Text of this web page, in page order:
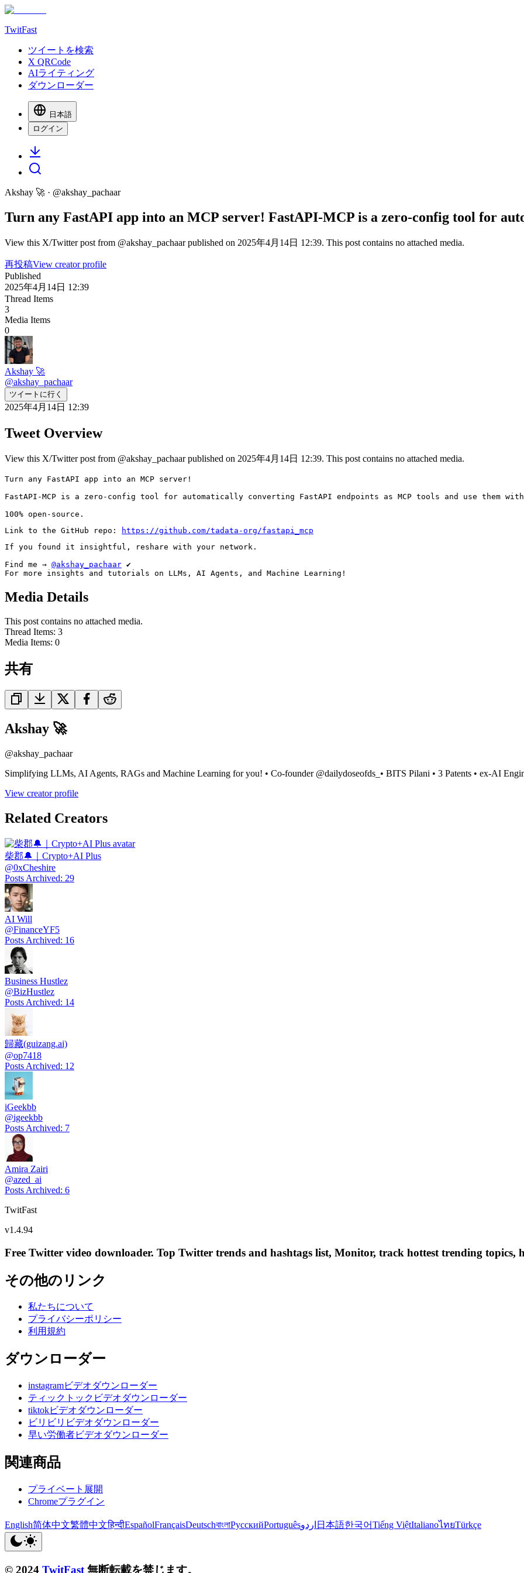
TwitFast
ツイートを検索
X QRCode
AIライティング
ダウンローダー
日本語
ログイン
Akshay 🚀 · @akshay_pachaar
Turn any FastAPI app into an MCP server! FastAPI-MCP is a zero-config tool for
View this X/Twitter post from @akshay_pachaar published on 2025年4月14日 12:39. This post contains no attached media.
再投稿View creator profile
Published
2025年4月14日 12:39
Thread Items
3
Media Items
0
Akshay 🚀
@akshay_pachaar
ツイートに行く
2025年4月14日 12:39
Tweet Overview
View this X/Twitter post from @akshay_pachaar published on 2025年4月14日 12:39. This post contains no attached media.
Turn any FastAPI app into an MCP server!
FastAPI-MCP is a zero-config tool for automatically converting FastAPI endpoints as MCP tools and use them
100% open-source.
Link to the GitHub repo:
https://github.com/tadata-org/fastapi_mcp
If you found it insightful, reshare with your network.
Find me → @akshay_pachaar ✔️
For more insights and tutorials on LLMs, AI Agents, and Machine Learning!
Media Details
This post contains no attached media.
Thread Items: 3
Media Items: 0
共有
Akshay 🚀
@akshay_pachaar
Simplifying LLMs, AI Agents, RAGs and Machine Learning for you! • Co-founder @dailydoseofds_• BITS Pilani • 3 Patents • ex-AI
View creator profile
Related Creators
柴郡🔔｜Crypto+AI Plus
@0xCheshire
Posts Archived: 29
AI Will
@FinanceYF5
Posts Archived: 16
Business Hustlez
@BizHustlez
Posts Archived: 14
歸藏(guizang.ai)
@op7418
Posts Archived: 12
iGeekbb
@igeekbb
Posts Archived: 7
Amira Zairi
@azed_ai
Posts Archived: 6
TwitFast
v1.4.94
Free Twitter video downloader. Top Twitter trends and hashtags list, Monitor, track hottest trending topics,
その他のリンク
私たちについて
プライバシーポリシー
利用規約
ダウンローダー
instagramビデオダウンローダー
ティックトックビデオダウンローダー
tiktokビデオダウンローダー
ビリビリビデオダウンローダー
早い労働者ビデオダウンローダー
関連商品
プライベート展開
Chromeプラグイン
English简体中文繁體中文हिन्दीEspañolFrançaisDeutschবাংলাРусскийPortuguêsاردو 日本語한국어Tiếng ViệtItalianoไทยTürkçe
© 2024 TwitFast 無断転載を禁じます。